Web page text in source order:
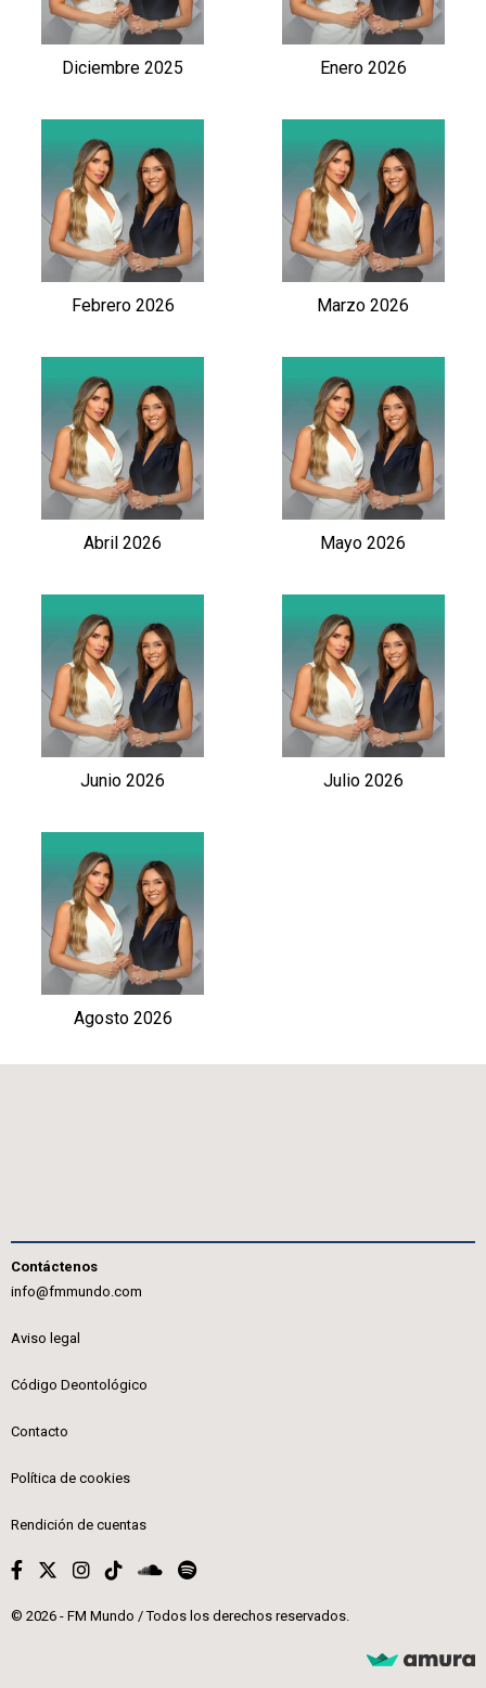
Diciembre 2025 Enero 2026
Febrero 2026 Marzo 2026
Abril 2026 Mayo 2026
Junio 2026 Julio 2026
Agosto 2026
Contáctenos
info@fmmundo.com
Aviso legal
Código Deontológico
Contacto
Política de cookies
Rendición de cuentas
© 2026 - FM Mundo / Todos los derechos reservados.